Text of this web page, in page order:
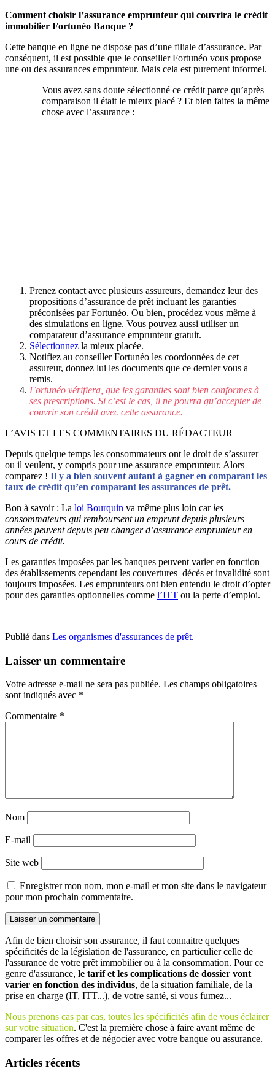
Comment choisir l’assurance emprunteur qui couvrira le crédit
immobilier Fortunéo Banque ?
Cette banque en ligne ne dispose pas d’une filiale d’assurance. Par
conséquent, il est possible que le conseiller Fortunéo vous propose
une ou des assurances emprunteur. Mais cela est purement informel.
Vous avez sans doute sélectionné ce crédit parce qu’après
comparaison il était le mieux placé ? Et bien faites la même
chose avec l’assurance :
Prenez contact avec plusieurs assureurs, demandez leur des
propositions d’assurance de prêt incluant les garanties
préconisées par Fortunéo. Ou bien, procédez vous même à
des simulations en ligne. Vous pouvez aussi utiliser un
comparateur d’assurance emprunteur gratuit.
Sélectionnez la mieux placée.
Notifiez au conseiller Fortunéo les coordonnées de cet
assureur, donnez lui les documents que ce dernier vous a
remis.
Fortunéo vérifiera, que les garanties sont bien conformes à
ses prescriptions. Si c’est le cas, il ne pourra qu’accepter de
couvrir son crédit avec cette assurance.
L’AVIS ET LES COMMENTAIRES DU RÉDACTEUR
Depuis quelque temps les consommateurs ont le droit de s’assurer
ou il veulent, y compris pour une assurance emprunteur. Alors
comparez ! Il y a bien souvent autant à gagner en comparant les
taux de crédit qu’en comparant les assurances de prêt.
Bon à savoir : La loi Bourquin va même plus loin car les
consommateurs qui remboursent un emprunt depuis plusieurs
années peuvent depuis peu changer d’assurance emprunteur en
cours de crédit.
Les garanties imposées par les banques peuvent varier en fonction
des établissements cependant les couvertures décès et invalidité sont
toujours imposées. Les emprunteurs ont bien entendu le droit d’opter
pour des garanties optionnelles comme l’ITT ou la perte d’emploi.
Publié dans Les organismes d'assurances de prêt.
Laisser un commentaire
Votre adresse e-mail ne sera pas publiée. Les champs obligatoires
sont indiqués avec *
Commentaire *
Nom
E-mail
Site web
Enregistrer mon nom, mon e-mail et mon site dans le navigateur
pour mon prochain commentaire.
Afin de bien choisir son assurance, il faut connaitre quelques
spécificités de la législation de l'assurance, en particulier celle de
l'assurance de votre prêt immobilier ou à la consommation. Pour ce
genre d'assurance, le tarif et les complications de dossier vont
varier en fonction des individus, de la situation familiale, de la
prise en charge (IT, ITT...), de votre santé, si vous fumez...
Nous prenons cas par cas, toutes les spécificités afin de vous éclairer
sur votre situation. C'est la première chose à faire avant même de
comparer les offres et de négocier avec votre banque ou assurance.
Articles récents